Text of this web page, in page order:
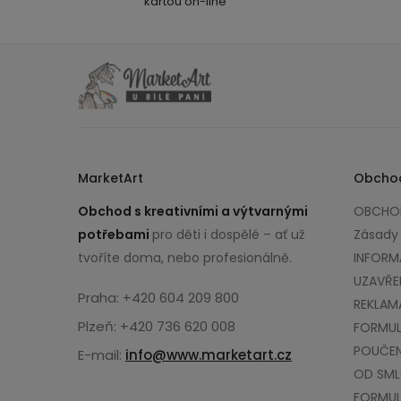
MarketArt
Obchod s kreativními a výtvarnými
potřebami pro děti i dospělé – ať už
tvoříte doma, nebo profesionálně.
Praha: +420 604 209 800
Plzeň: +420 736 620 008
E-mail: info@www.marketart.cz
OD